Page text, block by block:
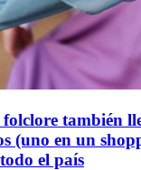
también
(uno en un
el país